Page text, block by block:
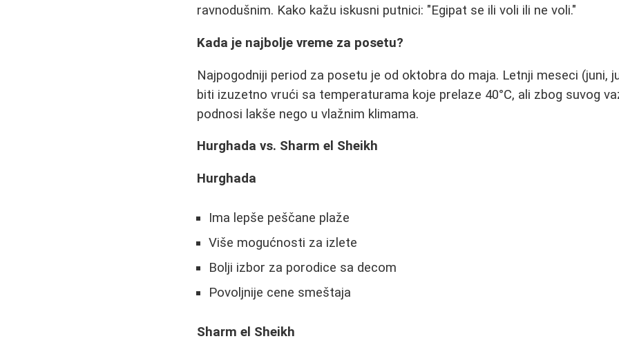
ravnodušnim. Kako kažu iskusni putnici: "Egipat se ili voli ili ne voli."
Kada je najbolje vreme za posetu?
Najpogodniji period za posetu je od oktobra do maja. Letnji meseci (juni,
biti izuzetno vrući sa temperaturama koje prelaze 40°C, ali zbog suvog
podnosi lakše nego u vlažnim klimama.
Hurghada vs. Sharm el Sheikh
Hurghada
Ima lepše peščane plaže
Više mogućnosti za izlete
Bolji izbor za porodice sa decom
Povoljnije cene smeštaja
Sharm el Sheikh